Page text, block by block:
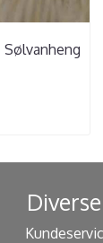
Sølvanheng